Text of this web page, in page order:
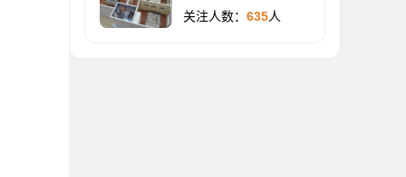
关注人数： 635人